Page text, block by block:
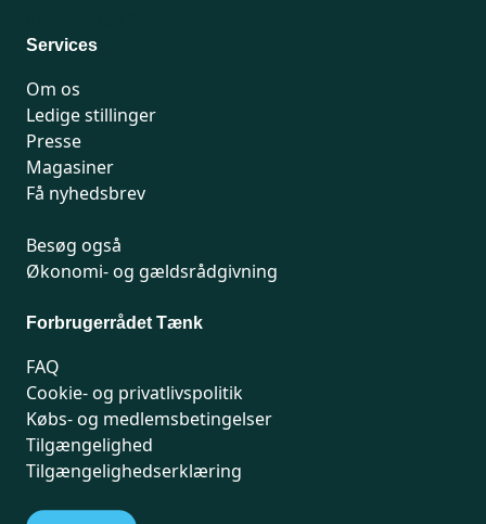
Services
Om os
Ledige stillinger
Presse
Magasiner
Få nyhedsbrev
Besøg også
Økonomi- og gældsrådgivning
Forbrugerrådet Tænk
FAQ
Cookie- og privatlivspolitik
Købs- og medlemsbetingelser
Tilgængelighed
Tilgængelighedserklæring